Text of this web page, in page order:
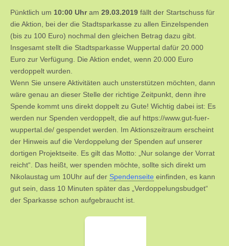
Pünktlich um 10:00 Uhram 29.03.2019 fällt der Startschuss für
die Aktion, bei der die Stadtsparkasse zu allen Einzelspenden
(bis zu 100 Euro) nochmal den gleichen Betrag dazu gibt.
Insgesamt stellt die Stadtsparkasse Wuppertal dafür 20.000
Euro zur Verfügung. Die Aktion endet, wenn 20.000 Euro
verdoppelt wurden.
Wenn Sie unsere Aktivitäten auch unsterstützen möchten, dann
wäre genau an dieser Stelle der richtige Zeitpunkt, denn ihre
Spende kommt uns direkt doppelt zu Gute! Wichtig dabei ist: Es
werden nur Spenden verdoppelt, die auf https://www.gut-fuer-
wuppertal.de/ gespendet werden. Im Aktionszeitraum erscheint
der Hinweis auf die Verdoppelung der Spenden auf unserer
dortigen Projektseite. Es gilt das Motto: „Nur solange der Vorrat
reicht“. Das heißt, wer spenden möchte, sollte sich direkt um
Nikolaustag um 10Uhr auf der Spendenseite einfinden, es kann
gut sein, dass 10 Minuten später das „Verdoppelungsbudget“
der Sparkasse schon aufgebraucht ist.